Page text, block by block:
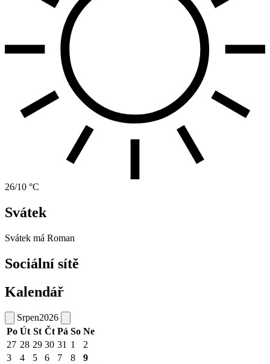
26/10 °C
Svátek
Svátek má Roman
Sociální sítě
Kalendář
Srpen2026
Po Út St Čt Pá So Ne
27 28 29 30 31 1
2
3
4 5 6 7 8
9